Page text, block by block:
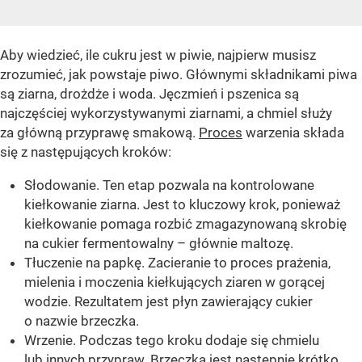
Aby wiedzieć, ile cukru jest w piwie, najpierw musisz
zrozumieć, jak powstaje piwo. Głównymi składnikami piwa
są ziarna, drożdże i woda. Jęczmień i pszenica są
najczęściej wykorzystywanymi ziarnami, a chmiel służy
za główną przyprawę smakową. Proces warzenia składa
się z następujących kroków:
Słodowanie. Ten etap pozwala na kontrolowane
kiełkowanie ziarna. Jest to kluczowy krok, ponieważ
kiełkowanie pomaga rozbić zmagazynowaną skrobię
na cukier fermentowalny – głównie maltozę.
Tłuczenie na papkę. Zacieranie to proces prażenia,
mielenia i moczenia kiełkujących ziaren w gorącej
wodzie. Rezultatem jest płyn zawierający cukier
o nazwie brzeczka.
Wrzenie. Podczas tego kroku dodaje się chmielu